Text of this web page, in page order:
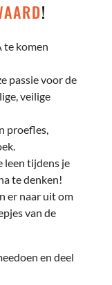
!
te komen
passie voor de
veilige
proefles,
leen tijdens je
te denken!
er naar uit om
van de
en deel